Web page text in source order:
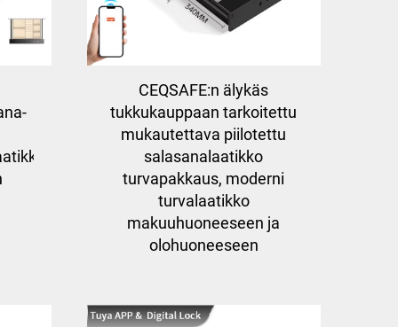
CEQSAFE:n älykäs
tukkukauppaan tarkoitettu
mukautettava piilotettu
salasanalaatikko
turvapakkaus, moderni
turvalaatikko
makuuhuoneeseen ja
olohuoneeseen